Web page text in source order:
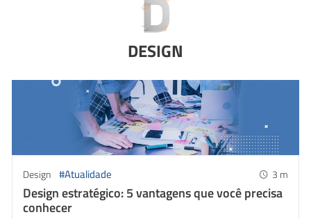
DESIGN
Design #Atualidade 3 m
Design estratégico: 5 vantagens que você precisa
conhecer